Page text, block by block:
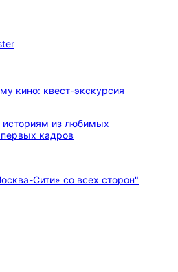
кино: квест-экскурсия
историям из любимых
кадров